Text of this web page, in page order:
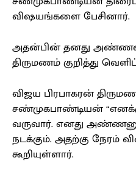
விஷயங்களை பேசினார்.
அதன்பின் தனது அண்ணன்
திருமணம் குறித்து
விஜய பிரபாகரன்
சண்முகபாண்டியன்
வருவார். எனது
நடக்கும். அதற்கு நேரம்
கூறியுள்ளார்.